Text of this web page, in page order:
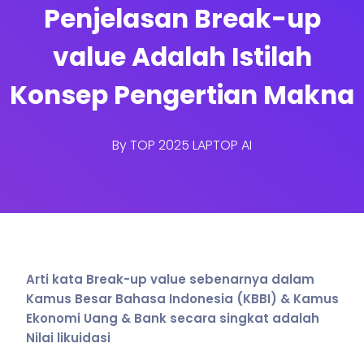
Penjelasan Break-up
value Adalah Istilah
Konsep Pengertian Makna
ByTOP 2025 LAPTOP AI
Arti kata Break-up value sebenarnya dalam
Kamus Besar Bahasa Indonesia (KBBI) & Kamus
Ekonomi Uang & Bank secara singkat adalah
Nilai likuidasi